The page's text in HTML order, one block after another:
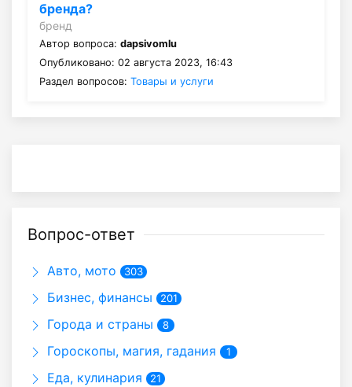
бренда?
бренд
Автор вопроса: dapsivomlu
Опубликовано: 02 августа 2023, 16:43
Раздел вопросов: Товары и услуги
Вопрос-ответ
Авто, мото 303
Бизнес, финансы 201
Города и страны 8
Гороскопы, магия, гадания 1
Еда, кулинария 21